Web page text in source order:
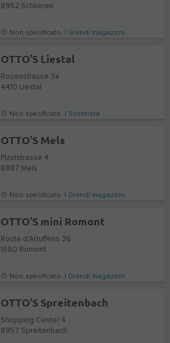
8952 Schlieren
Non specificato | Grandi magazzini
OTTO'S Liestal
Rosenstrasse 3a
4410
Liestal
Non specificato | Scontista
OTTO'S Mels
Pizolstrasse 4
8887 Mels
Non specificato | Grandi magazzini
OTTO'S mini Romont
Route d'Arruffens 36
1680 Romont
Non specificato | Grandi magazzini
OTTO'S Spreitenbach
Shopping Center 4
8957 Spreitenbach